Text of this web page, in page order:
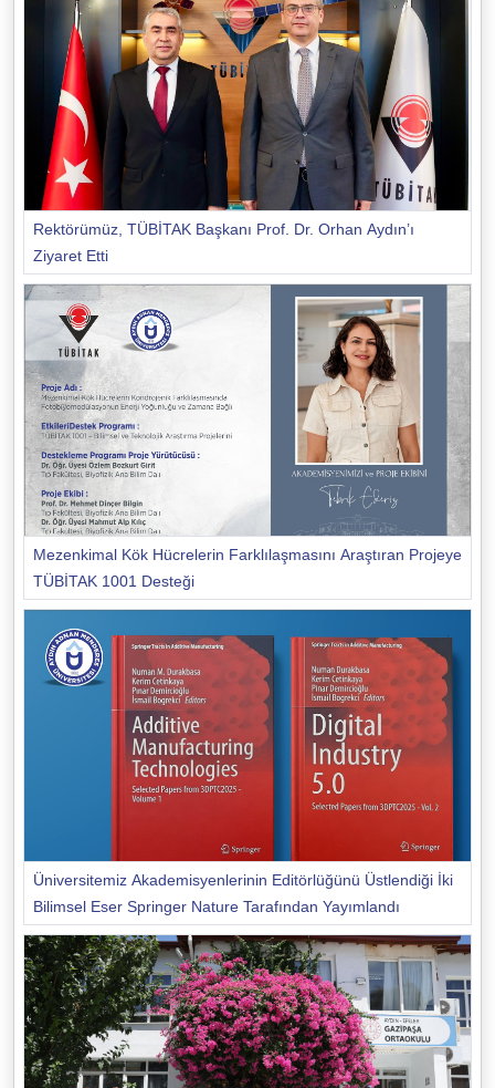
Rektörümüz, TÜBİTAK Başkanı Prof. Dr. Orhan Aydın’ı
Ziyaret Etti
Mezenkimal Kök Hücrelerin Farklılaşmasını Araştıran Projeye
TÜBİTAK 1001 Desteği
Üniversitemiz Akademisyenlerinin Editörlüğünü Üstlendiği İki
Bilimsel Eser Springer Nature Tarafından Yayımlandı